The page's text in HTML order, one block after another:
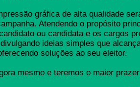
gráfica de alta qualidade
Atendendo o propósito
ou candidata e os cargos
ideias simples que
soluções ao seu eleitor.
mesmo e teremos o maior